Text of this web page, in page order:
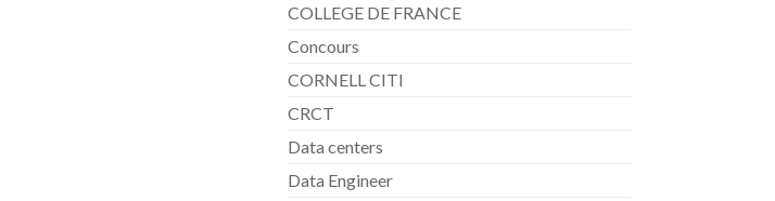
COLLEGE DE FRANCE
Concours
CORNELL CITI
CRCT
Data centers
Data Engineer